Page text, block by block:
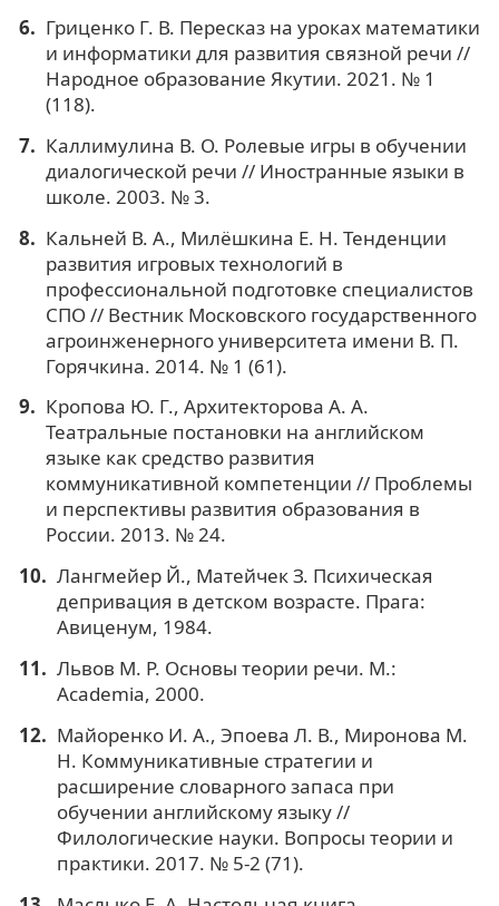
Гриценко Г. В. Пересказ на уроках математики
и информатики для развития связной речи //
Народное образование Якутии. 2021. № 1
(118).
Каллимулина В. О. Ролевые игры в обучении
диалогической речи // Иностранные языки в
школе. 2003. № 3.
Кальней В. А., Милёшкина Е. Н. Тенденции
развития игровых технологий в
профессиональной подготовке специалистов
СПО // Вестник Московского государственного
агроинженерного университета имени В. П.
Горячкина. 2014. № 1 (61).
Кропова Ю. Г., Архитекторова А. А.
Театральные постановки на английском
языке как средство развития
коммуникативной компетенции // Проблемы
и перспективы развития образования в
России. 2013. № 24.
Лангмейер Й., Матейчек З. Психическая
депривация в детском возрасте. Прага:
Авиценум, 1984.
Львов М. Р. Основы теории речи. М.:
Academia, 2000.
Майоренко И. А., Эпоева Л. В., Миронова М.
Н. Коммуникативные стратегии и
расширение словарного запаса при
обучении английскому языку //
Филологические науки. Вопросы теории и
практики. 2017. № 5-2 (71).